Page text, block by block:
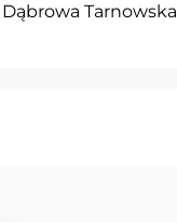
Tarnowska